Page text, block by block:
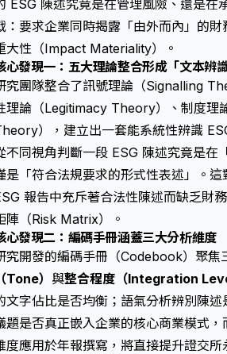
ESG 陳述究竟是在管理風險、還是在
：要求企業同時揭露「由外而內」的
大性（Impact Materiality）。
心發現一：五大理論整合形成「文本辨識
究團隊整合了訊號理論（Signalling
理論（Legitimacy Theory）、制度
），建立出一套能系統性辨識
不同視角判斷一段 ESG 陳述究竟是在
是「符合法規要求的形式性表述」。
報告中充斥著合法性陳述而缺乏財
陣（Risk Matrix）。
心發現二：編碼手冊涵蓋三大分析維度
究開發的編碼手冊（Codebook）聚焦
Tone） 與整合程度（Integration
文字佔比是否均衡；語氣分析辨別陳
題是否真正嵌入企業的核心商業模式
度應用於年報撰寫，將直接提升證交所